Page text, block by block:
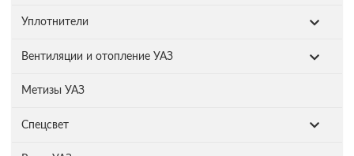
Уплотнители
Вентиляции и отопление УАЗ
Метизы УАЗ
Спецсвет